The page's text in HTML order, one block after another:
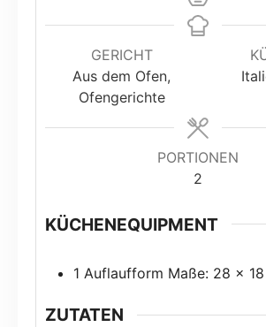
GERICHT
Aus dem Ofen,
Ofengerichte
PORTIONEN
2
KÜCHENEQUIPMENT
1 Auflaufform Maße: 28 x
ZUTATEN